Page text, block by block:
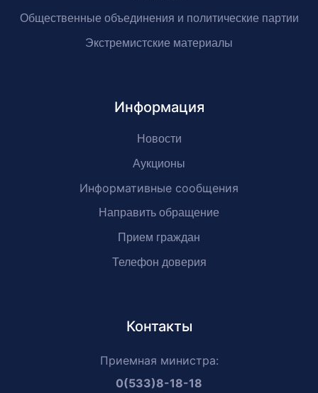
Общественные объединения и политические партии
Экстремистские материалы
Информация
Новости
Аукционы
Информативные сообщения
Направить обращение
Прием граждан
Телефон доверия
Контакты
Приемная министра:
0(533)8-18-18